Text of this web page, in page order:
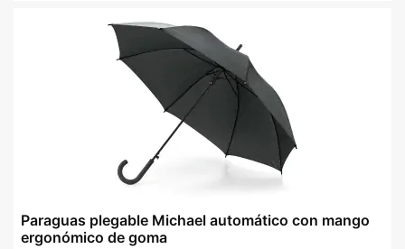
Paraguas plegable Michael automático con mango
ergonómico de goma